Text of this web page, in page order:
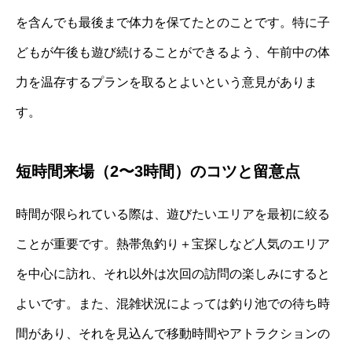
を含んでも最後まで体力を保てたとのことです。特に子
どもが午後も遊び続けることができるよう、午前中の体
力を温存するプランを取るとよいという意見がありま
す。
短時間来場（2〜3時間）のコツと留意点
時間が限られている際は、遊びたいエリアを最初に絞る
ことが重要です。熱帯魚釣り＋宝探しなど人気のエリア
を中心に訪れ、それ以外は次回の訪問の楽しみにすると
よいです。また、混雑状況によっては釣り池での待ち時
間があり、それを見込んで移動時間やアトラクションの